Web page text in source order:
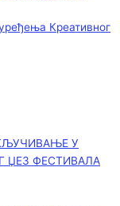
Креативног
У
ЏЕЗ ФЕСТИВАЛА